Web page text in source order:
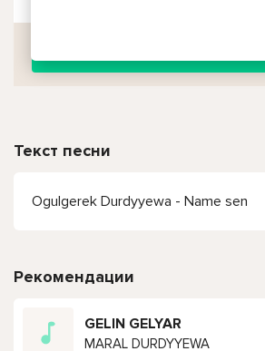
Текст песни
Ogulgerek Durdyyewa - Name sen
Рекомендации
GELIN GELYAR
MARAL DURDYYEWA